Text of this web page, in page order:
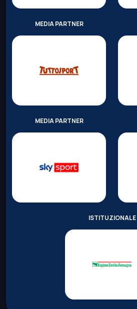
MEDIA PARTNER
MEDIA PARTNER
ISTITUZIONALE